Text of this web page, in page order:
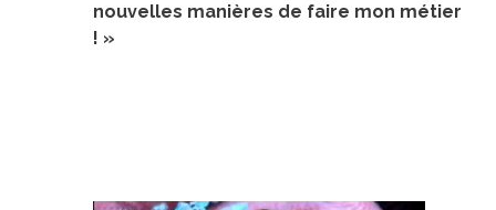
nouvelles manières de faire mon métier
! »